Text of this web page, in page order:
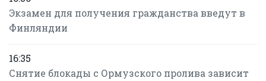
Экзамен для получения гражданства введут в
Финляндии
16:35
Снятие блокады с Ормузского пролива зависит